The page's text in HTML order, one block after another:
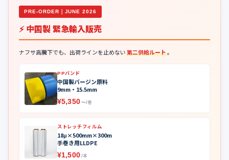
PRE-ORDER｜JUNE 2026
⚡ 中国製 緊急輸入販売
ナフサ高騰下でも、出荷ラインを止めない第二供給ルート。
PPバンド
中国製バージン原料
9mm・15.5mm
¥5,350 〜/巻
ストレッチフィルム
18μ×500mm×300m
手巻き用LLDPE
¥1,500 /本